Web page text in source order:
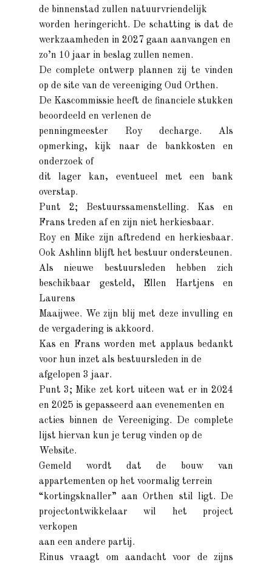
de binnenstad zullen natuurvriendelijk
worden heringericht. De schatting is dat de
werkzaamheden in 2027 gaan aanvangen en
zo’n 10 jaar in beslag zullen nemen.
De complete ontwerp plannen zij te vinden
op de site van de vereeniging Oud Orthen.
De Kascommissie heeft de financiele stukken
beoordeeld en verlenen de
penningmeester Roy decharge. Als
opmerking, kijk naar de bankkosten en
onderzoek of
dit lager kan, eventueel met een bank
overstap.
Punt 2; Bestuurssamenstelling. Kas en
Frans treden af en zijn niet herkiesbaar.
Roy en Mike zijn aftredend en herkiesbaar.
Ook Ashlinn blijft het bestuur ondersteunen.
Als nieuwe bestuursleden hebben zich
beschikbaar gesteld, Ellen Hartjens en
Laurens
Maaijwee. We zijn blij met deze invulling en
de vergadering is akkoord.
Kas en Frans worden met applaus bedankt
voor hun inzet als bestuursleden in de
afgelopen 3 jaar.
Punt 3; Mike zet kort uiteen wat er in 2024
en 2025 is gepasseerd aan evenementen en
acties binnen de Vereeniging. De complete
lijst hiervan kun je terug vinden op de
Website.
Gemeld wordt dat de bouw van
appartementen op het voormalig terrein
“kortingsknaller” aan Orthen stil ligt. De
projectontwikkelaar wil het project
verkopen
aan een andere partij.
Rinus vraagt om aandacht voor de zijns